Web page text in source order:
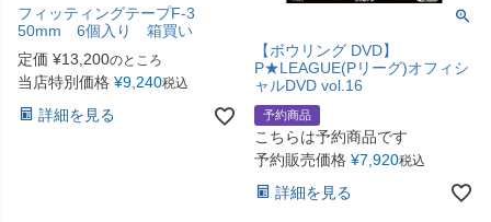
フィッティングテープF-3
50mm 6個入り 箱買い
定価 ¥13,200のところ
当店特別価格 ¥9,240税込
詳細を見る
【ボウリング DVD】
P★LEAGUE(Pリーグ)オフィシ
ャルDVD vol.16
予約商品
こちらは予約商品です
予約販売価格 ¥7,920税込
詳細を見る